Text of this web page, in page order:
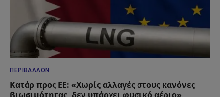
ΠΕΡΙΒΆΛΛΟΝ
Κατάρ προς ΕΕ: «Χωρίς αλλαγές στους κανόνες
βιωσιμότητας, δεν υπάρχει φυσικό αέριο»